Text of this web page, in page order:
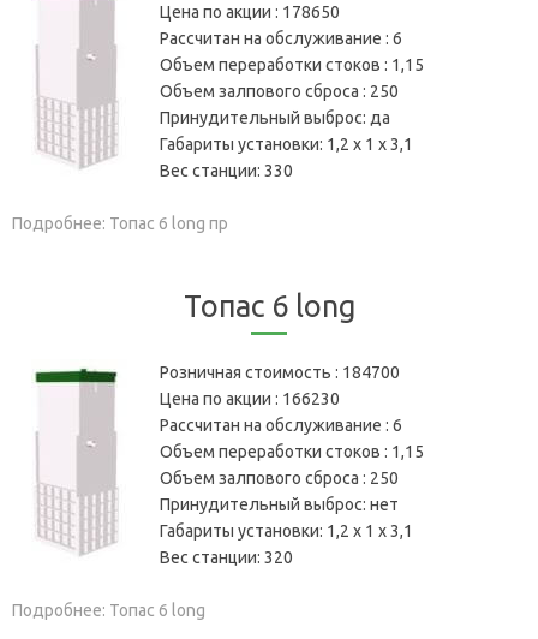
Цена по акции : 178650
Рассчитан на обслуживание : 6
Объем переработки стоков : 1,15
Объем залпового сброса : 250
Принудительный выброс: да
Габариты установки: 1,2 х 1 х 3,1
Вес станции: 330
Подробнее: Топас 6 long пр
Топас 6 long
Розничная стоимость : 184700
Цена по акции : 166230
Рассчитан на обслуживание : 6
Объем переработки стоков : 1,15
Объем залпового сброса : 250
Принудительный выброс: нет
Габариты установки: 1,2 х 1 х 3,1
Вес станции: 320
Подробнее: Топас 6 long